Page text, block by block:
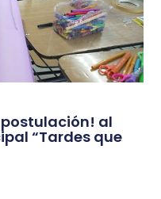
postulación! al
“Tardes que